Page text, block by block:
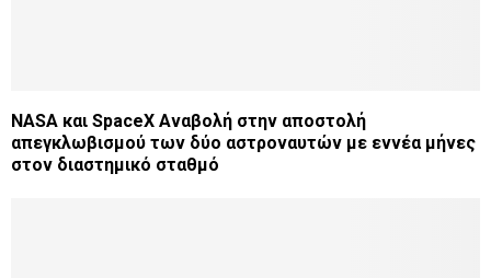
NASA και SpaceX Αναβολή στην αποστολή
απεγκλωβισμού των δύο αστροναυτών με εννέα μήνες
στον διαστημικό σταθμό